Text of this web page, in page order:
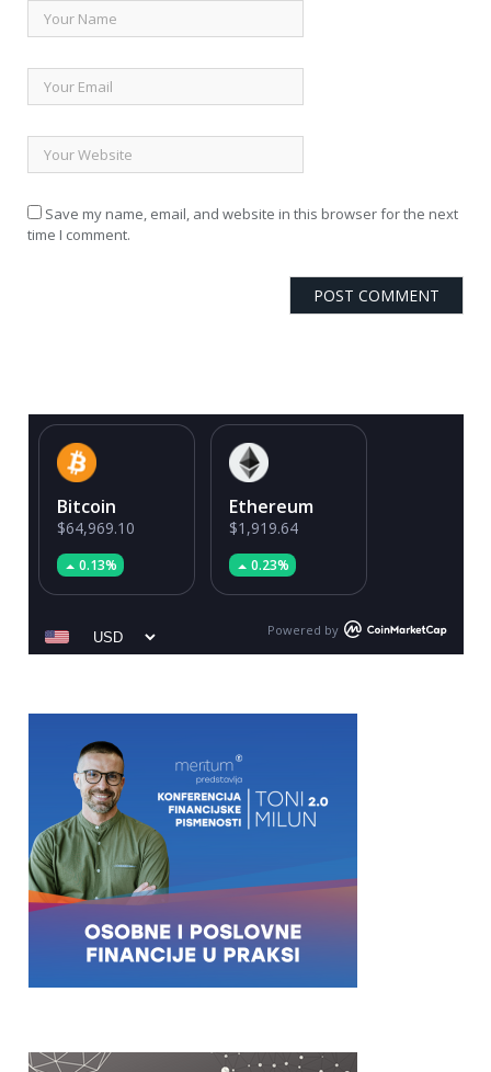
Save my name, email, and website in this browser for the next
time I comment.
Bitcoin
$64,969.10
0.13%
Ethereum
$1,919.64
0.23%
Powered by